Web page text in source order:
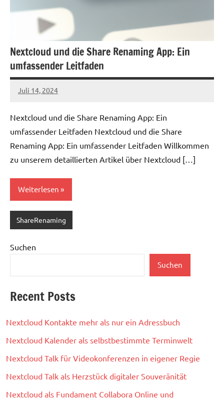
Nextcloud und die Share Renaming App: Ein
umfassender Leitfaden
Juli 14, 2024
admin
Nextcloud und die Share Renaming App: Ein
umfassender Leitfaden Nextcloud und die Share
Renaming App: Ein umfassender Leitfaden Willkommen
zu unserem detaillierten Artikel über Nextcloud […]
Weiterlesen
ShareRenaming
Suchen
Suchen
Recent Posts
Nextcloud Kontakte mehr als nur ein Adressbuch
Nextcloud Kalender als selbstbestimmte Terminwelt
Nextcloud Talk für Videokonferenzen in eigener Regie
Nextcloud Talk als Herzstück digitaler Souveränität
Nextcloud als Fundament Collabora Online und